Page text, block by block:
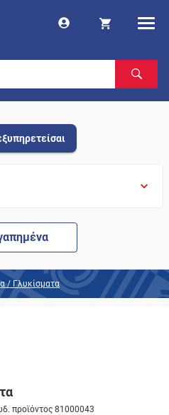
/ Γλυκίσματα
προϊόντος 81000043